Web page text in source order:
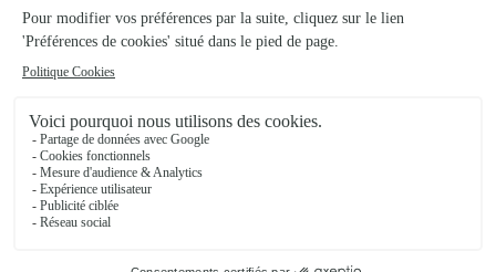
La Ronde des Fleurs
★★★★★4.5 (84)
Voir la boutique